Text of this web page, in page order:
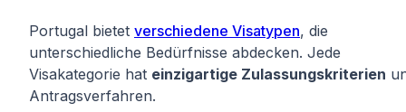
Portugal bietet verschiedene Visatypen, die
unterschiedliche Bedürfnisse abdecken. Jede
Visakategorie hat einzigartige Zulassungskriterien
Antragsverfahren.